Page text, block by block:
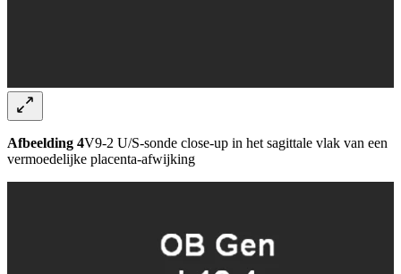
Afbeelding 4V9-2 U/S-sonde close-up in het sagittale vlak van een
vermoedelijke placenta-afwijking